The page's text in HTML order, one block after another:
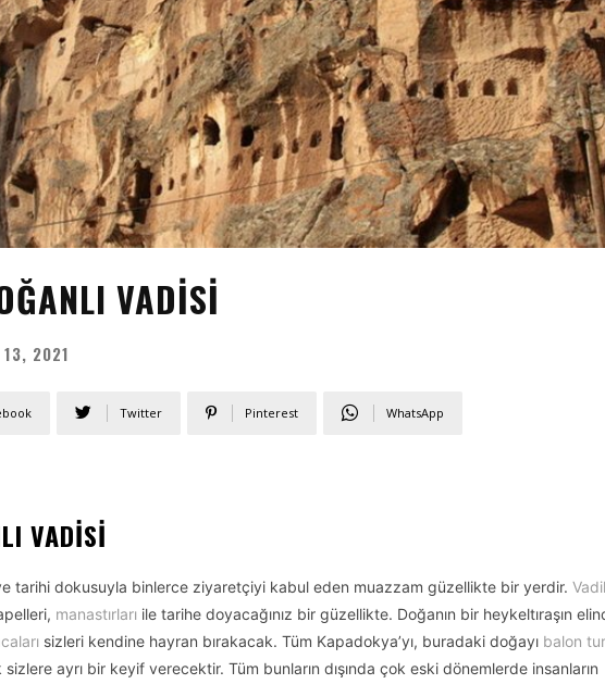
VADISI
13, 2021
Twitter Pinterest WhatsApp
VADISI
tarihi dokusuyla binlerce ziyaretçiyi kabul eden muazzam güzellikte bir yerdir.
manastırları ile tarihe doyacağınız bir güzellikte. Doğanın bir heykeltıraşın
sizleri kendine hayran bırakacak. Tüm Kapadokya’yı, buradaki doğayı balon
ayrı bir keyif verecektir. Tüm bunların dışında çok eski dönemlerde insanların